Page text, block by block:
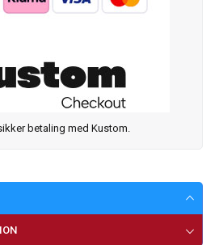
betaling med Kustom.